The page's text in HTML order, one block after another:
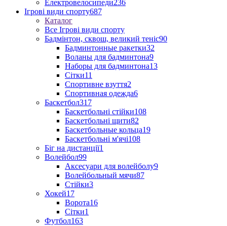
Електровелосипеди236
Ігрові види спорту687
Каталог
Все Ігрові види спорту
Бадмінтон, сквош, великий теніс90
Бадминтонные ракетки32
Воланы для бадминтона9
Наборы для бадминтона13
Сітки11
Спортивне взуття2
Спортивная одежда6
Баскетбол317
Баскетбольні стійки108
Баскетбольні щити82
Баскетбольные кольца19
Баскетбольні м'ячі108
Біг на дистанції1
Волейбол99
Аксесуари для волейболу9
Волейбольный мячи87
Стійки3
Хокей17
Ворота16
Сітки1
Футбол163